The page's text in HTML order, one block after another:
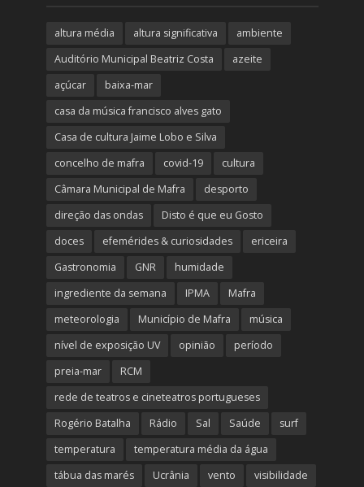
altura média altura significativa
ambiente
Auditório Municipal Beatriz Costa
azeite
açúcar
baixa-mar
casa da música francisco alves gato
Casa de cultura Jaime Lobo e Silva
concelho de mafra
covid-19
cultura
Câmara Municipal de Mafra
desporto
direção das ondas
Disto é que eu Gosto
doces
efemérides & curiosidades
ericeira
Gastronomia
GNR
humidade
ingrediente da semana
IPMA
Mafra
meteorologia
Município de Mafra
música
nível de exposição UV
opinião
período
preia-mar
RCM
rede de teatros e cineteatros portugueses
Rogério Batalha
Rádio Sal Saúde
surf
temperatura
temperatura média da água
tábua das marés
Ucrânia vento visibilidade